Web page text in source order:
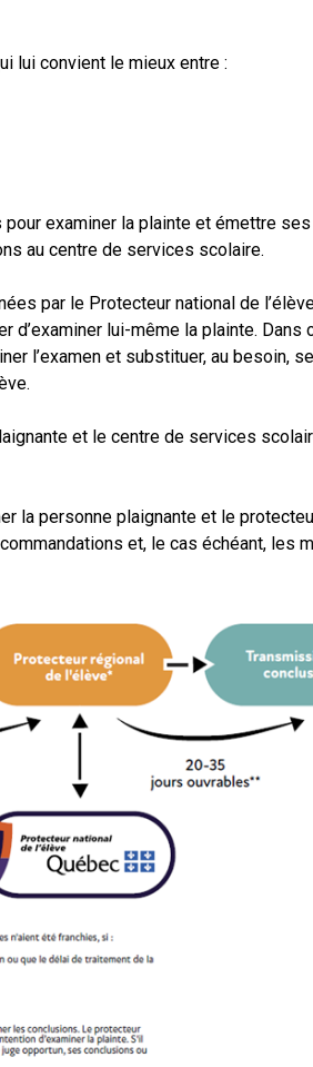
lui convient le mieux entre :
examiner la plainte et émettre
au centre de services scolaire.
par le Protecteur national de
d’examiner lui-même la plainte. Dans
l’examen et substituer, au besoin,
et le centre de services
la personne plaignante et le
et, le cas échéant, les